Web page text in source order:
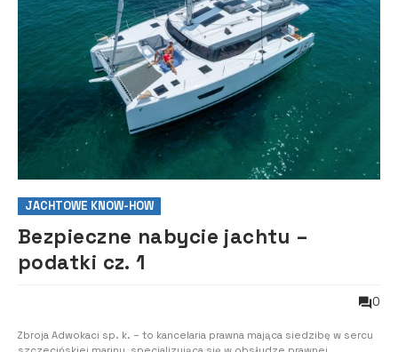
JACHTOWE KNOW-HOW
Bezpieczne nabycie jachtu –
podatki cz. 1
0
Zbroja Adwokaci sp. k. – to kancelaria prawna mająca siedzibę w sercu